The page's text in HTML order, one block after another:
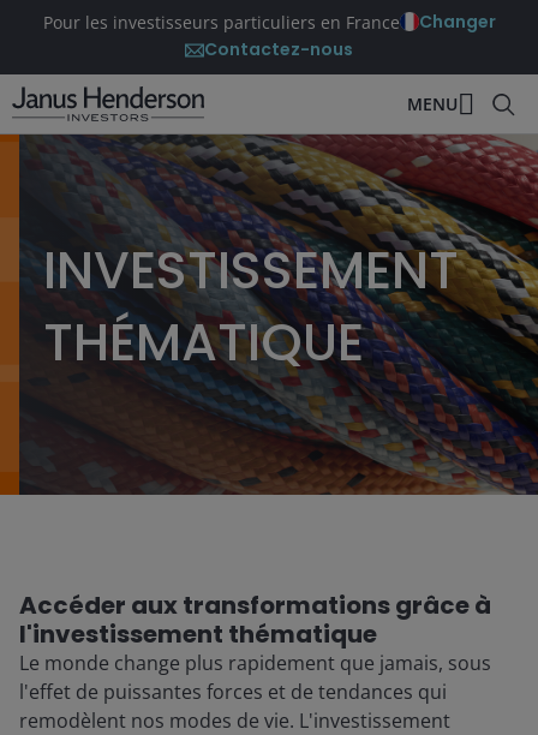
Pour les investisseurs particuliers en France
Changer
Contactez-nous
MENU
INVESTISSEMENT
THÉMATIQUE
Accéder aux transformations grâce à
l'investissement thématique
Le monde change plus rapidement que jamais, sous
l'effet de puissantes forces et de tendances qui
remodèlent nos modes de vie. L'investissement